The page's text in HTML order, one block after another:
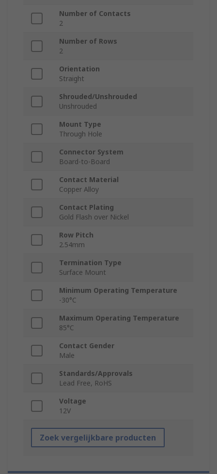
Number of Contacts
2
Number of Rows
2
Orientation
Straight
Shrouded/Unshrouded
Unshrouded
Mount Type
Through Hole
Connector System
Board-to-Board
Contact Material
Copper Alloy
Contact Plating
Gold Flash over Nickel
Row Pitch
2.54mm
Termination Type
Surface Mount
Minimum Operating Temperature
-30°C
Maximum Operating Temperature
85°C
Contact Gender
Male
Standards/Approvals
Lead Free, RoHS
Voltage
12V
Zoek vergelijkbare producten